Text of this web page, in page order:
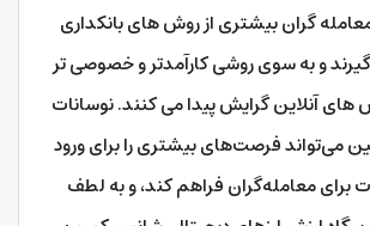
معامله گران بیشتری از روش های بانکداری
و به سوی روشی کارآمدتر و خصوصی تر
های آنلاین گرایش پیدا می کنند. نوسانات
می‌تواند فرصت‌های بیشتری را برای ورود
برای معامله‌گران فراهم کند، و به لطف